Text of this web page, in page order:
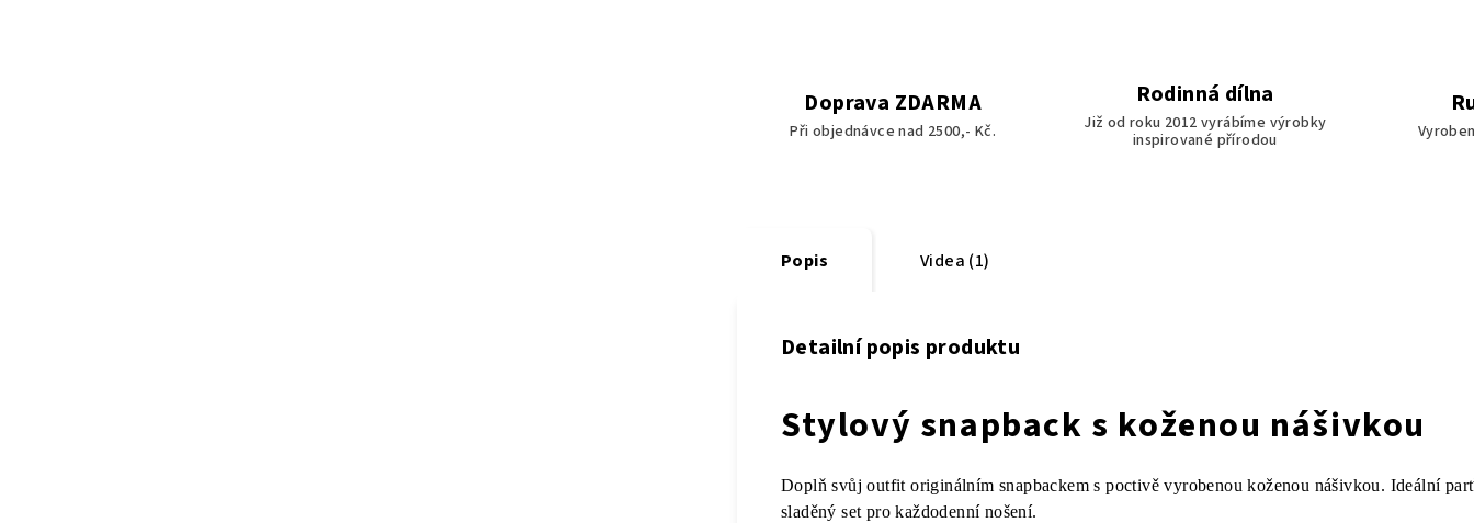
Doprava ZDARMA
Při objednávce nad 2500,- Kč.
Rodinná dílna
Již od roku 2012 vyrábíme výrobky
inspirované přírodou
Popis Videa (1)
Detailní popis produktu
Stylový snapback s koženou nášivkou
Doplň svůj outfit originálním snapbackem s poctivě vyrobenou koženou nášivkou. Ideální
sladěný set pro každodenní nošení.